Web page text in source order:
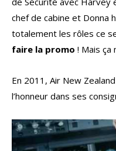
chef de cabine et Donna
totalement les rôles ce
faire la promo ! Mais ça
En 2011, Air New
l’honneur dans ses